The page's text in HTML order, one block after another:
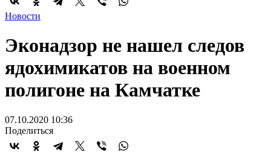
Новости
Эконадзор не нашел следов
ядохимикатов на военном
полигоне на Камчатке
07.10.2020 10:36
Поделиться